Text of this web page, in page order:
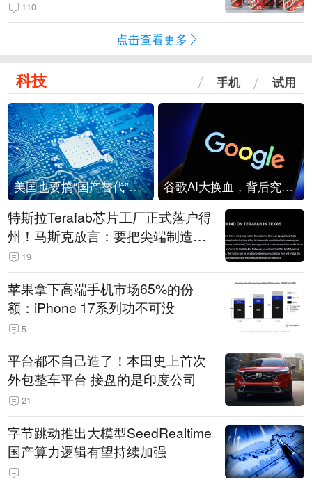
110
点击查看更多
科技 手机 试用
美国也要搞“国产替代”？先算清三笔账 谷歌AI大换血，背后究竟发生了什么？
特斯拉Terafab芯片工厂正式落户得
州！马斯克放言：要把尖端制造带
回美国
19
苹果拿下高端手机市场65%的份
额：iPhone 17系列功不可没
5
平台都不自己造了！本田史上首次
外包整车平台 接盘的是印度公司
21
字节跳动推出大模型SeedRealtime
国产算力逻辑有望持续加强